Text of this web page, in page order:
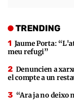
TRENDING
Jaume Porta:
meu refugi”
Denuncien a
el compte a un
“Ara ja no deixo